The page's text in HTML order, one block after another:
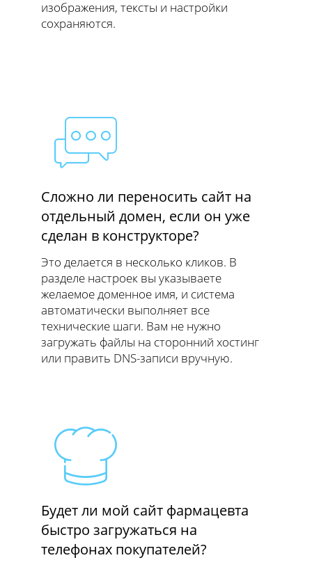
изображения, тексты и настройки
сохраняются.
Сложно ли переносить сайт на
отдельный домен, если он уже
сделан в конструкторе?
Это делается в несколько кликов. В
разделе настроек вы указываете
желаемое доменное имя, и система
автоматически выполняет все
технические шаги. Вам не нужно
загружать файлы на сторонний хостинг
или править DNS-записи вручную.
Будет ли мой сайт фармацевта
быстро загружаться на
телефонах покупателей?